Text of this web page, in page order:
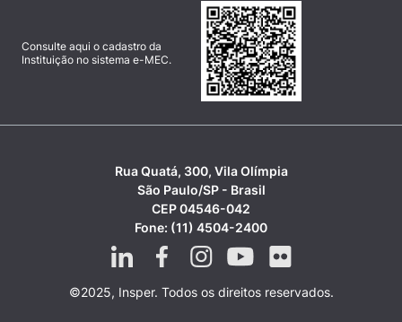
Consulte aqui o cadastro da
Instituição no sistema e-MEC.
Rua Quatá, 300, Vila Olímpia
São Paulo/SP - Brasil
CEP 04546-042
Fone: (11) 4504-2400
©2025, Insper. Todos os direitos reservados.